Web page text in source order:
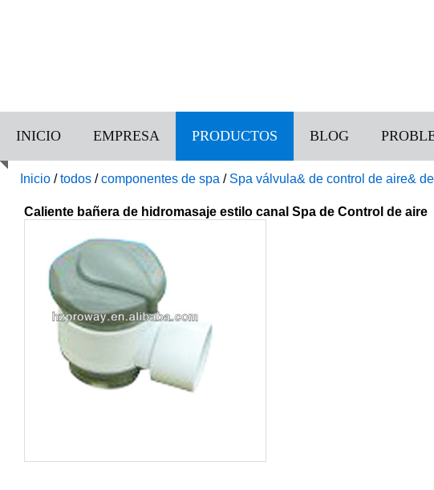
INICIO EMPRESA PRODUCTOS BLOG
Inicio /todos /componentes de spa / Spa válvula& de control de aire&
Caliente bañera de hidromasaje estilo canal Spa de Control de aire